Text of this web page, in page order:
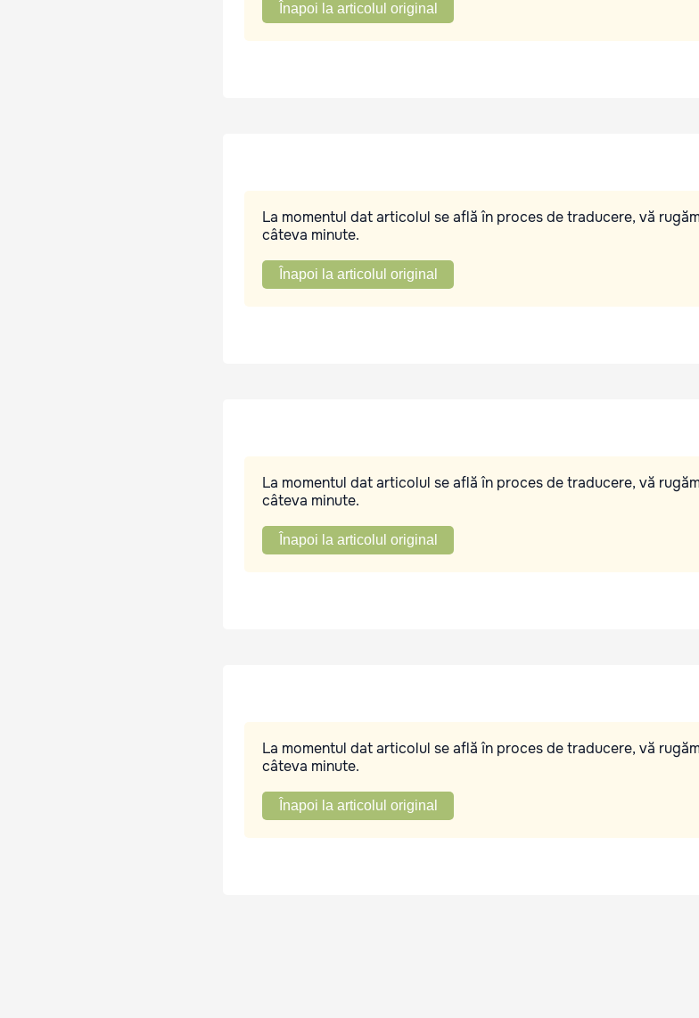
Înapoi la articolul original
La momentul dat articolul se află în proces de traducere, vă
câteva minute.
Înapoi la articolul original
La momentul dat articolul se află în proces de traducere, vă
câteva minute.
Înapoi la articolul original
La momentul dat articolul se află în proces de traducere, vă
câteva minute.
Înapoi la articolul original